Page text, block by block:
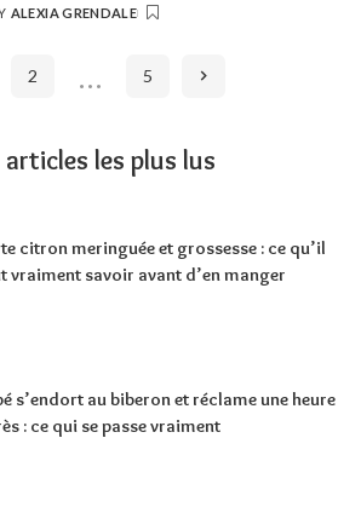
ALEXIA GRENDALE
2 … 5
articles les plus lus
citron meringuée et grossesse : ce qu’il
vraiment savoir avant d’en manger
s’endort au biberon et réclame une heure
: ce qui se passe vraiment